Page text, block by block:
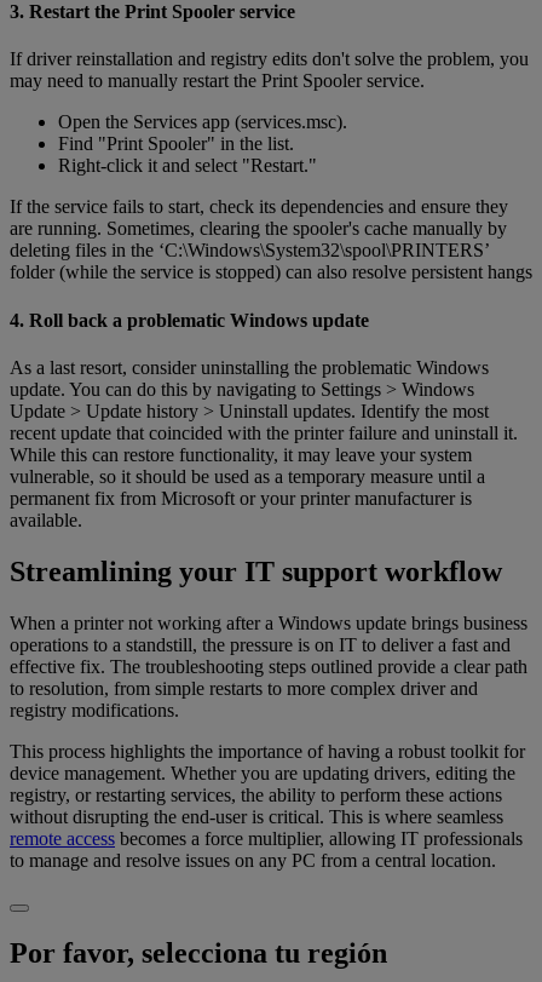
3. Restart the Print Spooler service
If driver reinstallation and registry edits don't solve the problem, you
may need to manually restart the Print Spooler service.
Open the Services app (services.msc).
Find "Print Spooler" in the list.
Right-click it and select "Restart."
If the service fails to start, check its dependencies and ensure they
are running. Sometimes, clearing the spooler's cache manually by
deleting files in the ‘C:\Windows\System32\spool\PRINTERS’
folder (while the service is stopped) can also resolve persistent hangs
4. Roll back a problematic Windows update
As a last resort, consider uninstalling the problematic Windows
update. You can do this by navigating to Settings > Windows
Update > Update history > Uninstall updates. Identify the most
recent update that coincided with the printer failure and uninstall it.
While this can restore functionality, it may leave your system
vulnerable, so it should be used as a temporary measure until a
permanent fix from Microsoft or your printer manufacturer is
available.
Streamlining your IT support workflow
When a printer not working after a Windows update brings business
operations to a standstill, the pressure is on IT to deliver a fast and
effective fix. The troubleshooting steps outlined provide a clear path
to resolution, from simple restarts to more complex driver and
registry modifications.
This process highlights the importance of having a robust toolkit for
device management. Whether you are updating drivers, editing the
registry, or restarting services, the ability to perform these actions
without disrupting the end-user is critical. This is where seamless
remote access becomes a force multiplier, allowing IT professionals
to manage and resolve issues on any PC from a central location.
Por favor, selecciona tu región